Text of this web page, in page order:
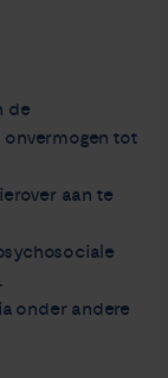
de
tot
aan te
onder andere